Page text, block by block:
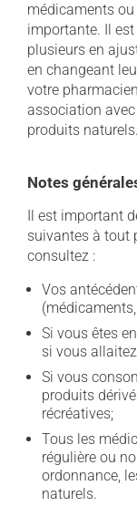
médicaments
importante. Il
plusieurs en
en changeant
votre
association
produits naturels.
Notes
Il est important
suivantes à tout
consultez :
Vos
Si vous êtes
si vous
Si vous
produits
récréatives;
Tous les
régulière ou
ordonnance,
naturels.